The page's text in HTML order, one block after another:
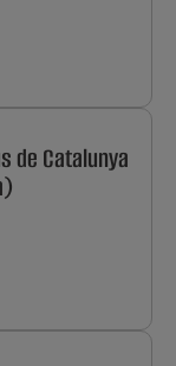
de Catalunya